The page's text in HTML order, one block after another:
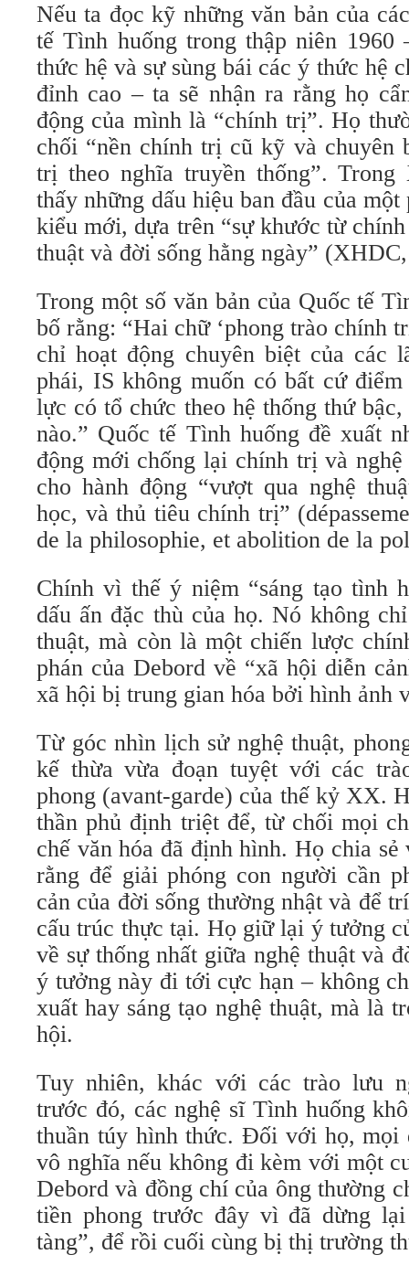
Nếu ta đọc kỹ những văn bản của
tế Tình huống trong thập niên
thức hệ và sự sùng bái các ý thức hệ
đỉnh cao – ta sẽ nhận ra rằng họ
động của mình là “chính trị”. Họ
chối “nền chính trị cũ kỹ và chuyên
trị theo nghĩa truyền thống”. Trong
thấy những dấu hiệu ban đầu của
kiểu mới, dựa trên “sự khước từ
thuật và đời sống hằng ngày”
Trong một số văn bản của Quốc tế
bố rằng: “Hai chữ ‘phong trào chính
chỉ hoạt động chuyên biệt của các
phái, IS không muốn có bất cứ
lực có tổ chức theo hệ thống thứ
nào.” Quốc tế Tình huống đề xuất
động mới chống lại chính trị và nghệ
cho hành động “vượt qua nghệ
học, và thủ tiêu chính trị”
de la philosophie, et abolition de la
Chính vì thế ý niệm “sáng tạo tình
dấu ấn đặc thù của họ. Nó không
thuật, mà còn là một chiến lược
phán của Debord về “xã hội diễn
xã hội bị trung gian hóa bởi hình ảnh
Từ góc nhìn lịch sử nghệ thuật,
kế thừa vừa đoạn tuyệt với các
phong (avant-garde) của thế kỷ XX.
thần phủ định triệt để, từ chối mọi
chế văn hóa đã định hình. Họ chia
rằng để giải phóng con người cần
cản của đời sống thường nhật và để
cấu trúc thực tại. Họ giữ lại ý tưởng
về sự thống nhất giữa nghệ thuật và
ý tưởng này đi tới cực hạn – không
xuất hay sáng tạo nghệ thuật, mà là
hội.
Tuy nhiên, khác với các trào lưu
trước đó, các nghệ sĩ Tình huống
thuần túy hình thức. Đối với họ, mọi
vô nghĩa nếu không đi kèm với một
Debord và đồng chí của ông thường
tiền phong trước đây vì đã dừng
tàng”, để rồi cuối cùng bị thị trường